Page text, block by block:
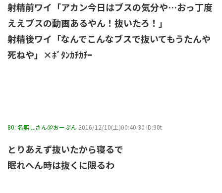
射精前ワイ「アカン今日はブスの気分や…おっ丁度
ええブスの動画あるやん！抜いたろ！」
射精後ワイ「なんでこんなブスで抜いてもうたんや
死ねや」×ﾎﾞﾀﾝｶﾁｶﾁｰ
80: 名無しさん＠おーぷん 2016/12/10(土)00:40:30 ID:90t
とりあえず抜いたから寝るで
眠れへん時は抜くに限るわ